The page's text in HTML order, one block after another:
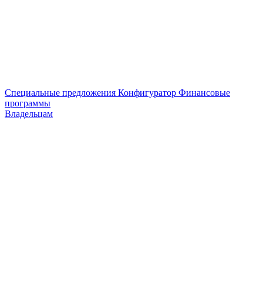
Специальные предложения Конфигуратор Финансовые
программы
Владельцам